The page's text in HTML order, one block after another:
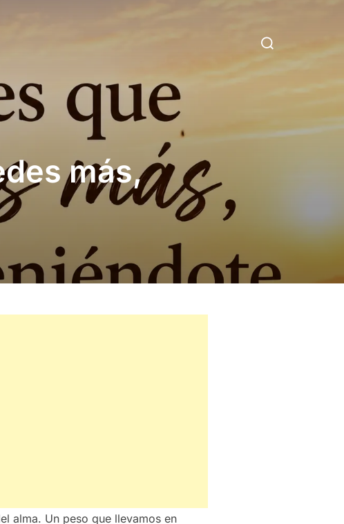
for:
más,
alma. Un peso que llevamos en